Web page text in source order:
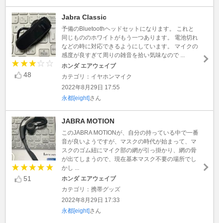
48
Jabra Classic
予備のBluetoothヘッドセットになります。 これと
同じもののホワイトがもう一つあります。 電池切れ
などの時に対応できるようにしています。 マイクの
感度が良すぎて周りの雑音を拾い気味なので ...
ホンダ エアウェイブ
カテゴリ：イヤホンマイク
2022年8月29日 17:55
永都[eight]さん
51
JABRA MOTION
このJABRA MOTIONが、自分の持っている中で一番
音が良いようですが、マスクの時代が始まって、マ
スクのゴム紐にマイク部の網が引っ掛かり、網の骨
が出てしまうので、現在基本マスク不要の場所でし
かし ...
ホンダ エアウェイブ
カテゴリ：携帯グッズ
2022年8月29日 17:33
永都[eight]さん